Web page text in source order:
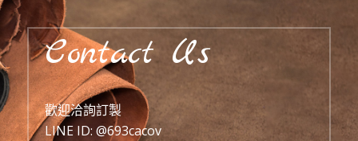
Contact Us
歡迎洽詢訂製
LINE ID: @693cacov